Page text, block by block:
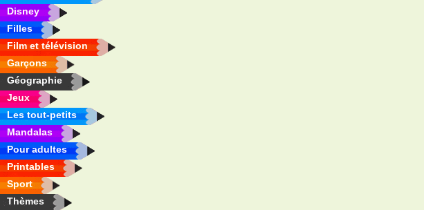
Disney
Filles
Film et télévision
Garçons
Géographie
Jeux
Les tout-petits
Mandalas
Pour adultes
Printables
Sport
Thèmes